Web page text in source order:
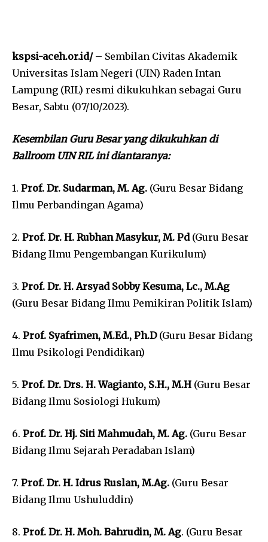
kspsi-aceh.or.id/– Sembilan Civitas Akademik
Universitas Islam Negeri (UIN) Raden Intan
Lampung (RIL) resmi dikukuhkan sebagai Guru
Besar, Sabtu (07/10/2023).
Kesembilan Guru Besar yang dikukuhkan di
Ballroom UIN RIL ini diantaranya:
1. Prof. Dr. Sudarman, M. Ag. (Guru Besar Bidang
Ilmu Perbandingan Agama)
2. Prof. Dr. H. Rubhan Masykur, M. Pd (Guru Besar
Bidang Ilmu Pengembangan Kurikulum)
3. Prof. Dr. H. Arsyad Sobby Kesuma, Lc., M.Ag
(Guru Besar Bidang Ilmu Pemikiran Politik Islam)
4. Prof. Syafrimen, M.Ed., Ph.D(Guru Besar Bidang
Ilmu Psikologi Pendidikan)
5. Prof. Dr. Drs. H. Wagianto, S.H., M.H (Guru Besar
Bidang Ilmu Sosiologi Hukum)
6. Prof. Dr. Hj. Siti Mahmudah, M. Ag. (Guru Besar
Bidang Ilmu Sejarah Peradaban Islam)
7. Prof. Dr. H. Idrus Ruslan, M.Ag. (Guru Besar
Bidang Ilmu Ushuluddin)
8. Prof. Dr. H. Moh. Bahrudin, M. Ag. (Guru Besar